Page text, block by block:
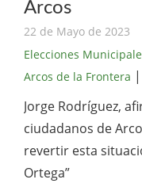
Arcos
22 de Mayo de 2023
Elecciones
Arcos de la Frontera |
Jorge Rodríguez,
ciudadanos de
revertir esta
Ortega”